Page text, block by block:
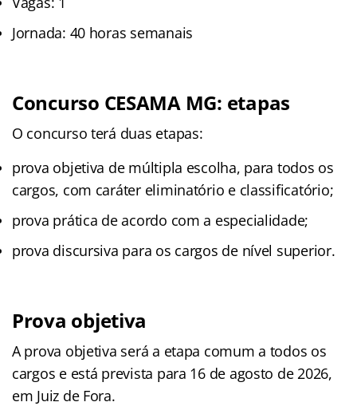
Jornada: 40 horas semanais
Concurso CESAMA MG: etapas
O concurso terá duas etapas:
prova objetiva de múltipla escolha, para todos os
cargos, com caráter eliminatório e classificatório;
prova prática de acordo com a especialidade;
prova discursiva para os cargos de nível superior.
Prova objetiva
A prova objetiva será a etapa comum a todos os
cargos e está prevista para 16 de agosto de 2026,
em Juiz de Fora.